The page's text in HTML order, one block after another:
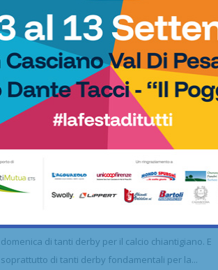
La domenica dei Dilettanti e la
Schedina del Chianti di Giovanni...
CHIANTI FIORENTINO - Ferma la Serie D, sarà una
domenica di tanti derby per il calcio chiantigiano. E
soprattutto di tanti derby fondamentali per la...